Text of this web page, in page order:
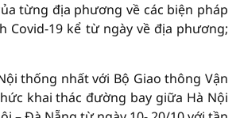
từng địa phương về các biện pháp
Covid-19 kể từ ngày về địa phương;
thống nhất với Bộ Giao thông Vận
khai thác đường bay giữa Hà Nội